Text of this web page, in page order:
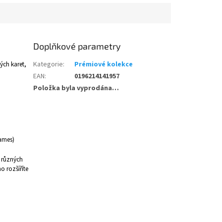
karet,
rozšíříte
Doplňkové parametry
Kategorie:
Prémiové kolekce
EAN:
0196214141957
Položka byla vyprodána…